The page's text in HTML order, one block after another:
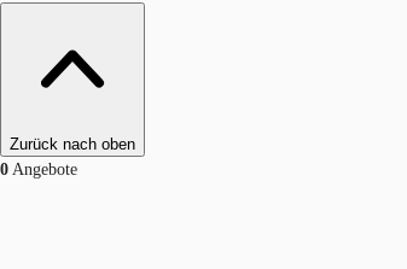
Zurück nach oben
0 Angebote